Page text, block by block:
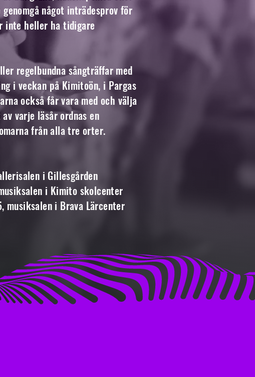
något inträdesprov för
inte heller ha tidigare
regelbundna sångträffar med
i veckan på Kimitoön, i Pargas
också får vara med och välja
varje läsår ordnas en
från alla tre orter.
i Gillesgården
i Kimito skolcenter
musiksalen i Brava Lärcenter